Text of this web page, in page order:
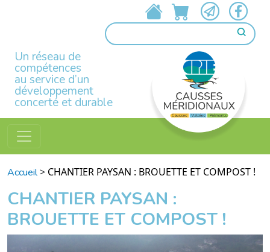
Un réseau de
compétences
au service d’un
développement
concerté et durable
Accueil> CHANTIER PAYSAN : BROUETTE ET COMPOST !
CHANTIER PAYSAN :
BROUETTE ET COMPOST !